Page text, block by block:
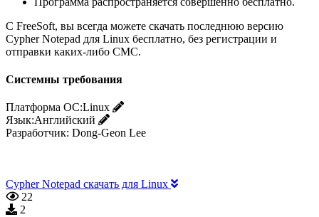
С FreeSoft, вы всегда можете скачать последнюю версию
Cypher Notepad для Linux бесплатно, без регистрации и
отправки каких-либо СМС.
Системны требования
Платформа ОС:Linux
Язык:Английский
Разработчик: Dong-Geon Lee
Cypher Notepad скачать для Linux
22
2